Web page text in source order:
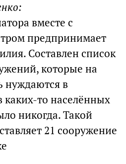
вместе с
предпринимает
Составлен список
которые на
нуждаются в
каких-то населённых
никогда. Такой
21 сооружение